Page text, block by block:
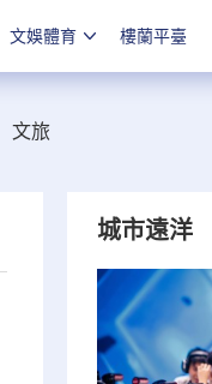
文娛體育 樓蘭平臺
文旅
城市遠洋